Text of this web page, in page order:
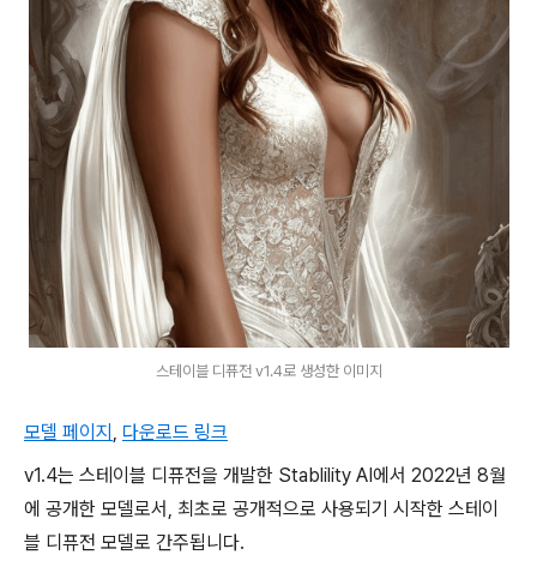
스테이블 디퓨전 v1.4로 생성한 이미지
모델 페이지 , 다운로드 링크
v1.4는 스테이블 디퓨전을 개발한 Stablility AI에서 2022년 8월
에 공개한 모델로서, 최초로 공개적으로 사용되기 시작한 스테이
블 디퓨전 모델로 간주됩니다.